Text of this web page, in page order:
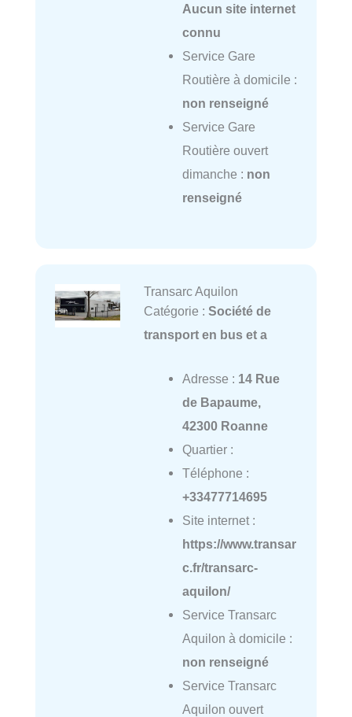
Aucun site internet
connu
Service Gare
Routière à domicile :
non renseigné
Service Gare
Routière ouvert
dimanche : non
renseigné
Transarc Aquilon
Catégorie : Société de
transport en bus et a
Adresse : 14 Rue
de Bapaume,
42300 Roanne
Quartier :
Téléphone :
+33477714695
Site internet :
https://www.transar
c.fr/transarc-
aquilon/
Service Transarc
Aquilon à domicile :
non renseigné
Service Transarc
Aquilon ouvert